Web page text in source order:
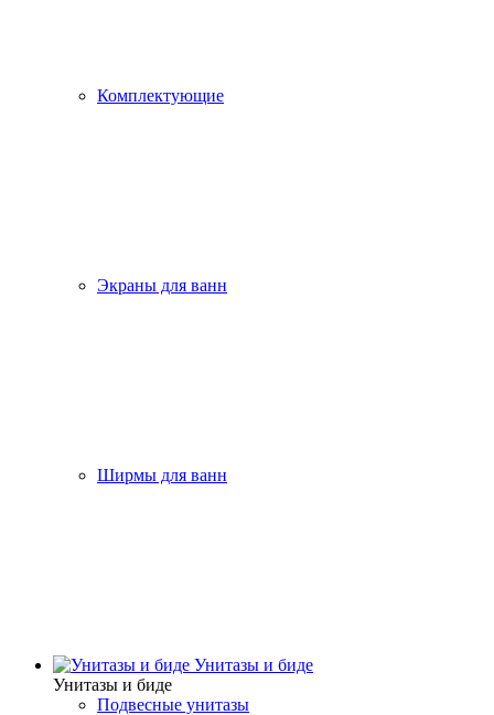
Комплектующие
Экраны для ванн
Ширмы для ванн
Унитазы и биде
Унитазы и биде
Подвесные унитазы